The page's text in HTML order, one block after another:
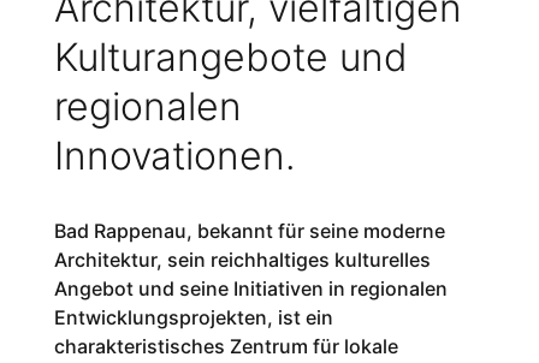
Kulturangebote und
regionalen
Innovationen.
Bad Rappenau, bekannt für seine moderne
Architektur, sein reichhaltiges kulturelles
Angebot und seine Initiativen in regionalen
Entwicklungsprojekten, ist ein
charakteristisches Zentrum für lokale